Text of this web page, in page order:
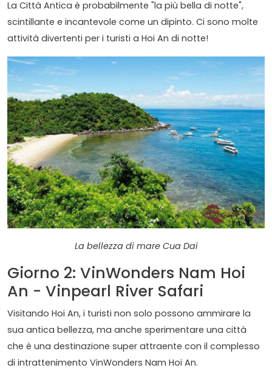
La Città Antica è probabilmente "la più bella di notte",
scintillante e incantevole come un dipinto. Ci sono molte
attività divertenti per i turisti a Hoi An di notte!
La bellezza di mare Cua Dai
Giorno 2: VinWonders Nam Hoi
An - Vinpearl River Safari
Visitando Hoi An, i turisti non solo possono ammirare la
sua antica bellezza, ma anche sperimentare una città
che è una destinazione super attraente con il complesso
di intrattenimento VinWonders Nam Hoi An.